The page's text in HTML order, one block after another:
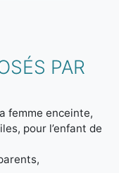
PAR
femme enceinte,
pour l’enfant de